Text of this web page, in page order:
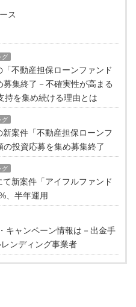
ス
グ
不動産担保ローンファンド
集終了－不確実性が高まる
持を集め続ける理由とは
グ
案件「不動産担保ローンフ
投資応募を集め募集終了
グ
新案件「アイフルファンド
、半年運用
キャンペーン情報は－出金手
ンディング事業者